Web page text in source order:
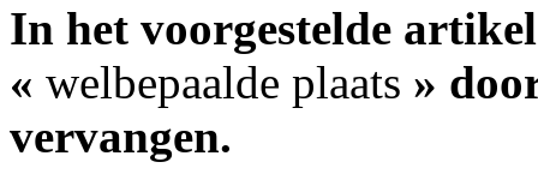
In het voorgestelde
« welbepaalde plaats »
vervangen.